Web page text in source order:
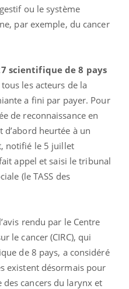
ou le système
par exemple, du cancer
scientifique de 8 pays
les acteurs de la
a fini par payer. Pour
de reconnaissance en
d’abord heurtée à un
notifié le 5 juillet
appel et saisi le tribunal
(le TASS des
rendu par le Centre
le cancer (CIRC), qui
de 8 pays, a considéré
existent désormais pour
des cancers du larynx et